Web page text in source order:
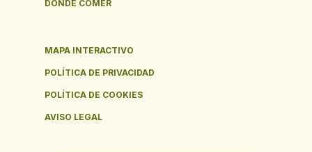
CB
FD Fuente del Capullo
DÓNDE COMER
MAPA INTERACTIVO
POLÍTICA DE PRIVACIDAD
POLÍTICA DE COOKIES
AVISO LEGAL